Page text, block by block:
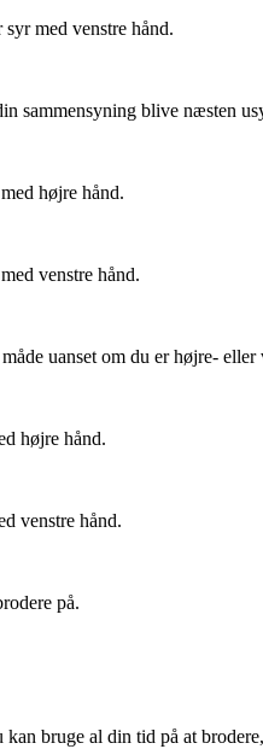
med venstre hånd.
sammensyning blive næsten
højre hånd.
venstre hånd.
uanset om du er højre- eller
højre hånd.
venstre hånd.
på.
bruge al din tid på at